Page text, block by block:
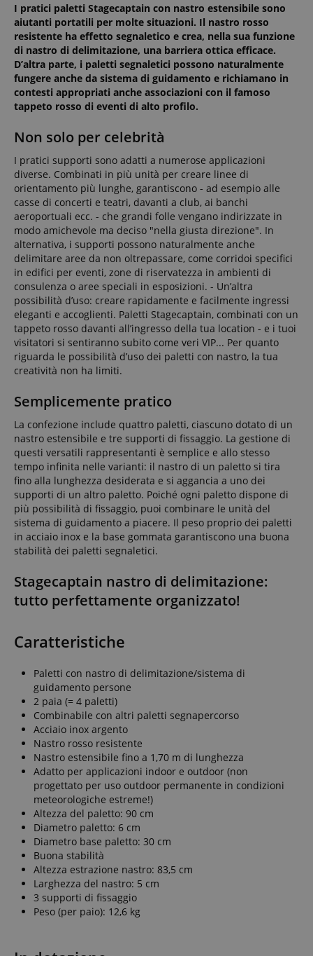
I pratici paletti Stagecaptain con nastro estensibile sono
aiutanti portatili per molte situazioni. Il nastro rosso
resistente ha effetto segnaletico e crea, nella sua funzione
di nastro di delimitazione, una barriera ottica efficace.
D’altra parte, i paletti segnaletici possono naturalmente
fungere anche da sistema di guidamento e richiamano in
contesti appropriati anche associazioni con il famoso
tappeto rosso di eventi di alto profilo.
Non solo per celebrità
I pratici supporti sono adatti a numerose applicazioni
diverse. Combinati in più unità per creare linee di
orientamento più lunghe, garantiscono - ad esempio alle
casse di concerti e teatri, davanti a club, ai banchi
aeroportuali ecc. - che grandi folle vengano indirizzate in
modo amichevole ma deciso "nella giusta direzione". In
alternativa, i supporti possono naturalmente anche
delimitare aree da non oltrepassare, come corridoi specifici
in edifici per eventi, zone di riservatezza in ambienti di
consulenza o aree speciali in esposizioni. - Un’altra
possibilità d’uso: creare rapidamente e facilmente ingressi
eleganti e accoglienti. Paletti Stagecaptain, combinati con un
tappeto rosso davanti all’ingresso della tua location - e i tuoi
visitatori si sentiranno subito come veri VIP... Per quanto
riguarda le possibilità d’uso dei paletti con nastro, la tua
creatività non ha limiti.
Semplicemente pratico
La confezione include quattro paletti, ciascuno dotato di un
nastro estensibile e tre supporti di fissaggio. La gestione di
questi versatili rappresentanti è semplice e allo stesso
tempo infinita nelle varianti: il nastro di un paletto si tira
fino alla lunghezza desiderata e si aggancia a uno dei
supporti di un altro paletto. Poiché ogni paletto dispone di
più possibilità di fissaggio, puoi combinare le unità del
sistema di guidamento a piacere. Il peso proprio dei paletti
in acciaio inox e la base gommata garantiscono una buona
stabilità dei paletti segnaletici.
Stagecaptain nastro di delimitazione:
tutto perfettamente organizzato!
Caratteristiche
Paletti con nastro di delimitazione/sistema di
guidamento persone
2 paia (= 4 paletti)
Combinabile con altri paletti segnapercorso
Acciaio inox argento
Nastro rosso resistente
Nastro estensibile fino a 1,70 m di lunghezza
Adatto per applicazioni indoor e outdoor (non
progettato per uso outdoor permanente in condizioni
meteorologiche estreme!)
Altezza del paletto: 90 cm
Diametro paletto: 6 cm
Diametro base paletto: 30 cm
Buona stabilità
Altezza estrazione nastro: 83,5 cm
Larghezza del nastro: 5 cm
3 supporti di fissaggio
Peso (per paio): 12,6 kg